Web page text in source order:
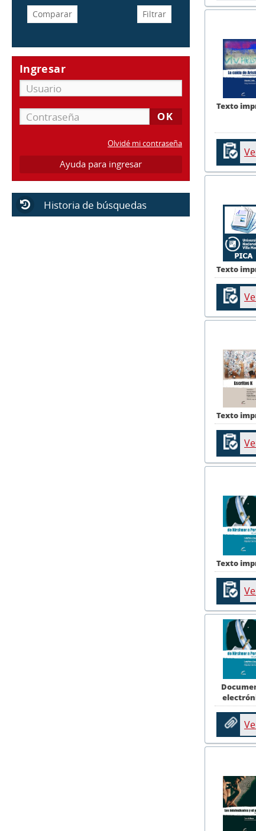
Ingresar
Olvidé mi contraseña
Ayuda para ingresar
Historia de búsquedas
Texto
Texto
Texto
Texto